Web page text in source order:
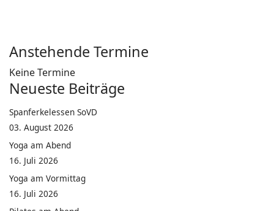
Anstehende Termine
Keine Termine
Neueste Beiträge
Spanferkelessen SoVD
03. August 2026
Yoga am Abend
16. Juli 2026
Yoga am Vormittag
16. Juli 2026